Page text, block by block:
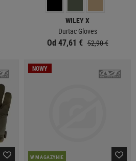
WILEY X
Durtac Gloves
Od 47,61 € 52,90 €
NOWY
W MAGAZYNIE